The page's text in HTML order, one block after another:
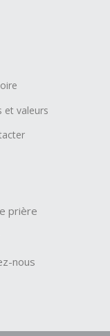
et valeurs
prière
nous